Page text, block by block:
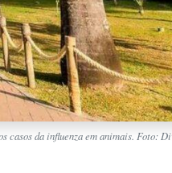
da influenza em animais. Foto: